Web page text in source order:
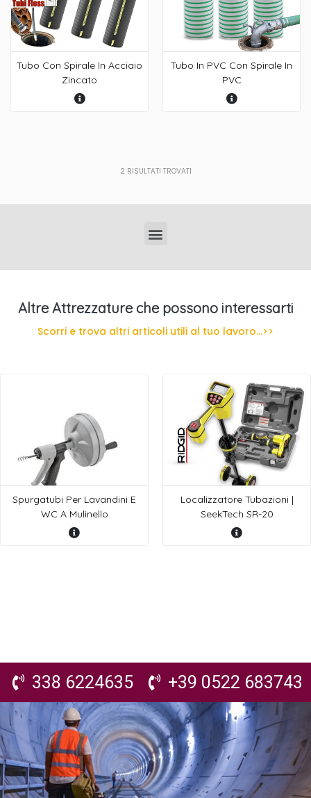
Tubo Con Spirale In Acciaio
Zincato
Tubo In PVC Con Spirale In
PVC
2 RISULTATI TROVATI
Altre Attrezzature che possono interessarti
Scorri e trova altri articoli utili al tuo lavoro...>>
Spurgatubi Per Lavandini E
WC A Mulinello
Localizzatore Tubazioni |
SeekTech SR-20
338 6224635 +39 0522 683743